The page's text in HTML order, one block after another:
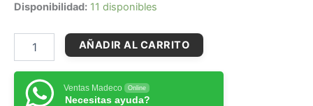
Disponibilidad: 11 disponibles
AÑADIR AL CARRITO
Ventas Madeco Online
Necesitas ayuda?